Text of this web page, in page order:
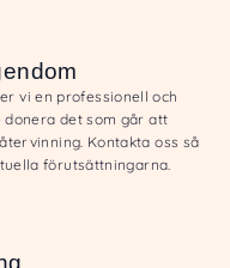
vi en professionell och
det som går att
Kontakta oss så
förutsättningarna.